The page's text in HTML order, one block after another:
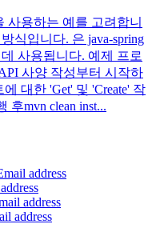
사용하는 예를 고려합니
식입니다. 은 java-spring
사용됩니다. 예제 프로
사양 작성부터 시작하
대한 'Get' 및 'Create' 작
후mvn clean inst...
address
address
address